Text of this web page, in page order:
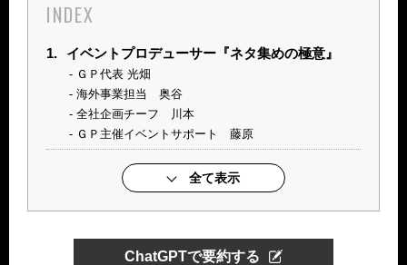
INDEX
1. イベントプロデューサー『ネタ集めの極意』
ＧＰ代表 光畑
海外事業担当 奥谷
全社企画チーフ 川本
ＧＰ主催イベントサポート 藤原
全て表示
ChatGPTで要約する